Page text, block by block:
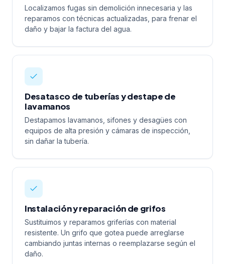
Localizamos fugas sin demolición innecesaria y las
reparamos con técnicas actualizadas, para frenar el
daño y bajar la factura del agua.
Desatasco de tuberías y destape de
lavamanos
Destapamos lavamanos, sifones y desagües con
equipos de alta presión y cámaras de inspección,
sin dañar la tubería.
Instalación y reparación de grifos
Sustituimos y reparamos griferías con material
resistente. Un grifo que gotea puede arreglarse
cambiando juntas internas o reemplazarse según el
daño.